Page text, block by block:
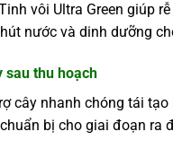
vôi Ultra Green giúp
nước và dinh dưỡng
sau thu hoạch
cây nhanh chóng tái tạo
bị cho giai đoạn ra